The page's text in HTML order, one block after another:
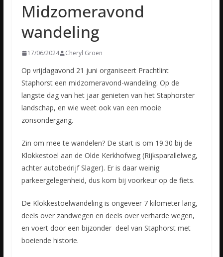
Midzomeravond
wandeling
17/06/2024 Cheryl Groen
Op vrijdagavond 21 juni organiseert Prachtlint
Staphorst een midzomeravond-wandeling. Op de
langste dag van het jaar genieten van het Staphorster
landschap, en wie weet ook van een mooie
zonsondergang.
Zin om mee te wandelen? De start is om 19.30 bij de
Klokkestoel aan de Olde Kerkhofweg (Rijksparallelweg,
achter autobedrijf Slager). Er is daar weinig
parkeergelegenheid, dus kom bij voorkeur op de fiets.
De Klokkestoelwandeling is ongeveer 7 kilometer lang,
deels over zandwegen en deels over verharde wegen,
en voert door een bijzonder deel van Staphorst met
boeiende historie.